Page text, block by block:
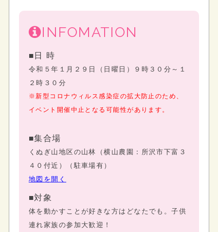
INFOMATION
■日 時
令和５年１月２９日（日曜日）９時３０分～１
２時３０分
※新型コロナウィルス感染症の拡大防止のため、
イベント開催中止となる可能性があります。
■集合場
くぬぎ山地区の山林（横山農園：所沢市下富３
４０付近）（駐車場有）
地図を開く
■対象
体を動かすことが好きな方はどなたでも。子供
連れ家族の参加大歓迎！